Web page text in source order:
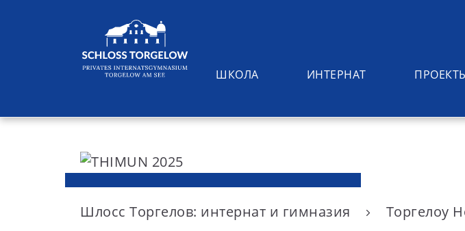
S
ШКОЛА ИНТЕРНАТ
Suchen
Шлосс Торгелов: интернат и гимназия Торгелоу